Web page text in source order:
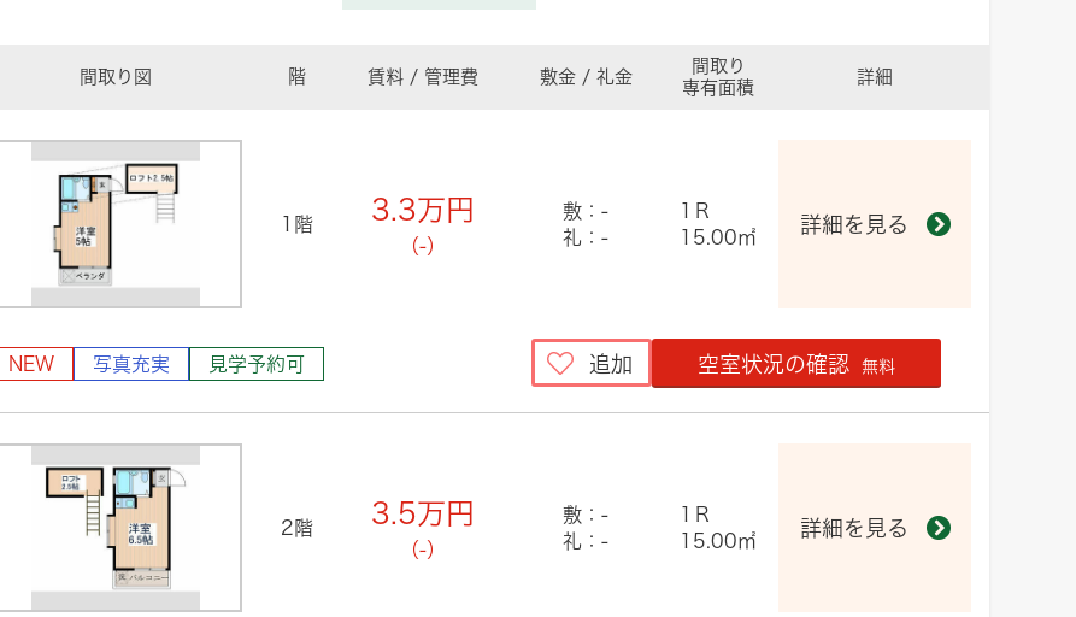
間取り図 階 賃料 / 管理費 敷金 / 礼金
間取り
専有面積
詳細
1階 3.3万円
（-）
敷：-
礼：-
1Ｒ
15.00㎡
詳細を見る
NEW 写真充実 見学予約可 追加 空室状況の確認 無料
2階 3.5万円
（-）
敷：-
礼：-
1Ｒ
15.00㎡
詳細を見る